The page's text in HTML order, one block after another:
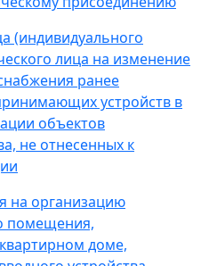
(индивидуального
лица на изменение
ранее
устройств в
объектов
не отнесенных к
на организацию
помещения,
доме,